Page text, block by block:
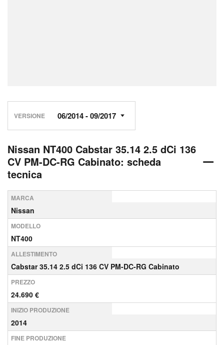
VERSIONE
Nissan NT400 Cabstar 35.14 2.5 dCi 136
CV PM-DC-RG Cabinato: scheda
tecnica
MARCA
Nissan
MODELLO
NT400
ALLESTIMENTO
Cabstar 35.14 2.5 dCi 136 CV PM-DC-RG Cabinato
PREZZO
24.690 €
INIZIO PRODUZIONE
2014
FINE PRODUZIONE